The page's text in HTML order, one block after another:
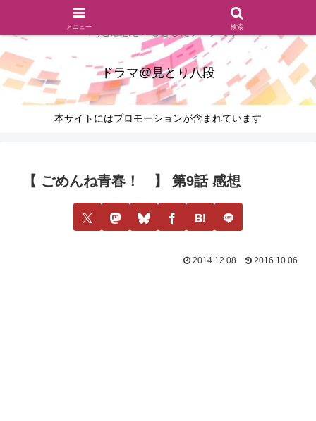
ドラマのシーンとセリフを切り取ったあらすじレビュー(復習ネタ
バレ)と感想を中心としたブログです
ドラマ@見とり八段
本サイトにはプロモーションが含まれています
【 ごめんね青春！ 】 第9話 感想
2014.12.08 2016.10.06
メニュー 検索